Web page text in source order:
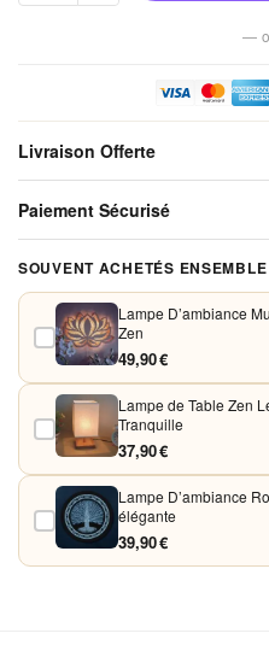
de
Bouddha
—
Livraison Offerte
soigneusement emballé avant
Paiement Sécurisé
acceptons Visa, Mastercard,
bancaire n'est conservée sur nos
SOUVENT ACHETÉS
Lampe D’ambiance
Zen
49,90 €
Lampe de Table Zen
Tranquille
37,90 €
Lampe D’ambiance
élégante
39,90 €